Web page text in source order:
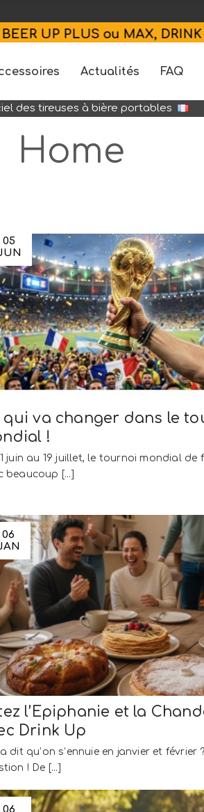
ou MAX, DRINK UP PLUS
Actualités FAQ
des tireuses à bière portables
Home
05
qui va changer dans le
!
juin au 19 juillet, le tournoi mondial de
beaucoup [...]
06
l’Epiphanie et la
Drink Up
dit qu’on s’ennuie en janvier et février
! De [...]
06